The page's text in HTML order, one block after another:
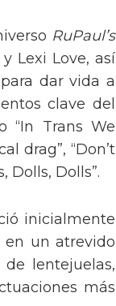
RuPaul’s
Lexi Love, así
dar vida a
clave del
“In Trans We
drag”, “Don’t
Dolls, Dolls”.
inicialmente
en un atrevido
lentejuelas,
más